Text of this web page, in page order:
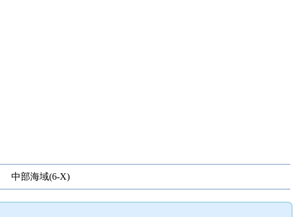
中部海域(6-X)